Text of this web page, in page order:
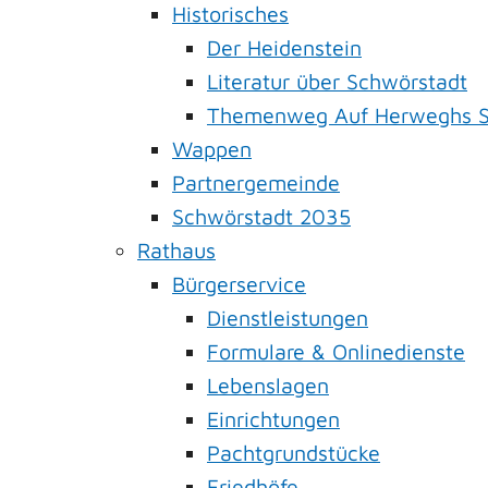
Historisches
Der Heidenstein
Literatur über Schwörstadt
Themenweg Auf Herweghs
Wappen
Partnergemeinde
Schwörstadt 2035
Rathaus
Bürgerservice
Dienstleistungen
Formulare & Onlinedienste
Lebenslagen
Einrichtungen
Pachtgrundstücke